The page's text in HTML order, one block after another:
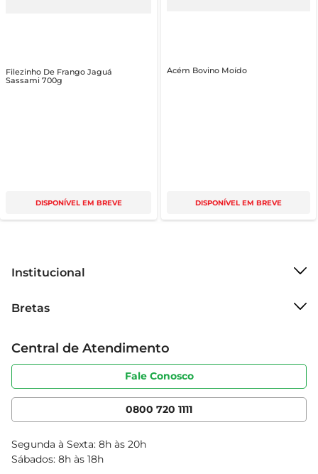
Filezinho De Frango Jaguá
Sassami 700g
DISPONÍVEL EM BREVE
Acém Bovino Moído
DISPONÍVEL EM BREVE
Institucional
Grupo Cencosud
Sobre privacidade
Portal do fornecedor
Cencosud Media
Bretas
Produtos Bretas
Código de ética
Serviços
Clube Bretas
Blog Bretas
Black Friday
Central de Atendimento
Fale Conosco
0800 720 1111
Segunda à Sexta: 8h às 20h
Sábados: 8h às 18h